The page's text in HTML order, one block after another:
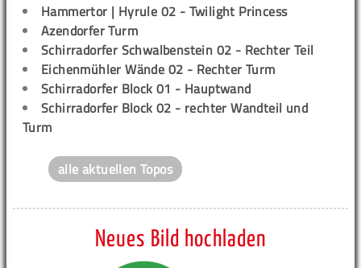
Hammertor | Hyrule 02 - Twilight Princess
Azendorfer Turm
Schirradorfer Schwalbenstein 02 - Rechter Teil
Eichenmühler Wände 02 - Rechter Turm
Schirradorfer Block 01 - Hauptwand
Schirradorfer Block 02 - rechter Wandteil und
Turm
alle aktuellen Topos
Neues Bild hochladen